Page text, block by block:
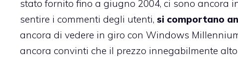
stato fornito fino a giugno 2004, ci sono ancora
sentire i commenti degli utenti, si comportano
ancora di vedere in giro con Windows
ancora convinti che il prezzo innegabilmente